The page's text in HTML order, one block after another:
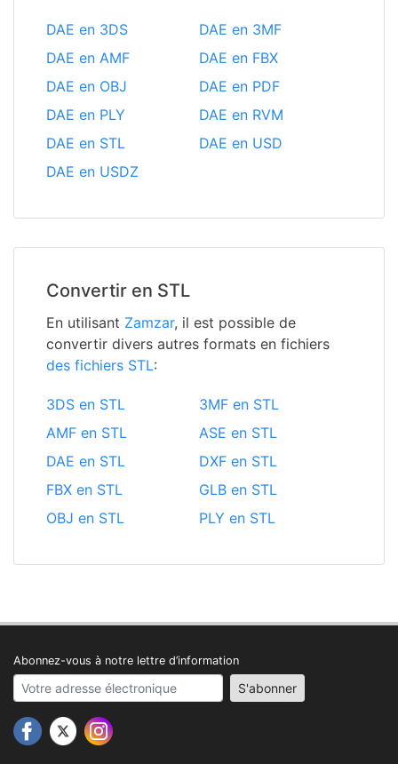
DAE en 3DS
DAE en 3MF
DAE en AMF
DAE en FBX
DAE en OBJ
DAE en PDF
DAE en PLY
DAE en RVM
DAE en STL
DAE en USD
DAE en USDZ
Convertir en STL
En utilisant Zamzar, il est possible de
convertir divers autres formats en fichiers
des fichiers STL:
3DS en STL
3MF en STL
AMF en STL
ASE en STL
DAE en STL
DXF en STL
FBX en STL
GLB en STL
OBJ en STL
PLY en STL
Abonnez-vous à notre lettre d’information
Your email address S'abonner